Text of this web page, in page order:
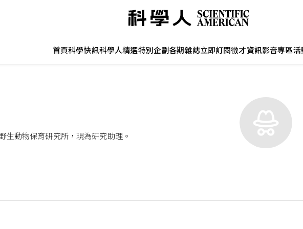
首頁科學快訊科學人精選特別企劃各期雜誌立即訂閱徵才資訊影音專區活
生動物保育研究所，現為研究助理。